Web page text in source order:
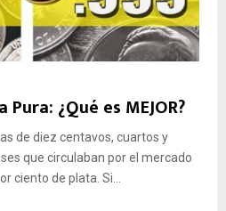
¿Qué es MEJOR?
de diez centavos, cuartos y
que circulaban por el mercado
ciento de plata. Si...